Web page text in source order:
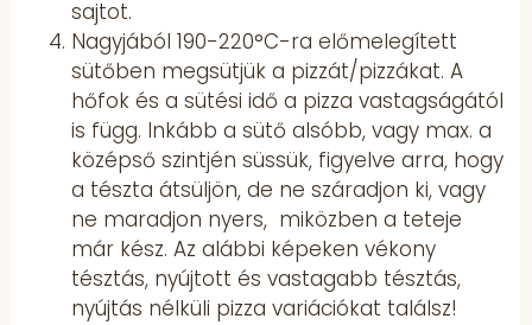
sajtot.
Nagyjából 190-220°C-ra előmelegített
sütőben megsütjük a pizzát/pizzákat. A
hőfok és a sütési idő a pizza vastagságától
is függ. Inkább a sütő alsóbb, vagy max. a
középső szintjén süssük, figyelve arra, hogy
a tészta átsüljön, de ne száradjon ki, vagy
ne maradjon nyers, miközben a teteje
már kész. Az alábbi képeken vékony
tésztás, nyújtott és vastagabb tésztás,
nyújtás nélküli pizza variációkat találsz!